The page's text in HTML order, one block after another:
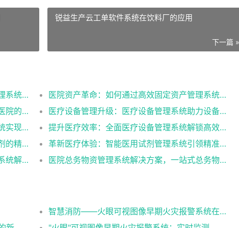
锐益生产云工单软件系统在饮料厂的应用
下一篇 »
医院资产管理升级：如何利用固定资产管理系统实现资产优化
医院资产革命：如何通过高效固定资产管理系统提升运营效率
提升医疗服务品质：固定资产管理系统在医院的应用实践
医疗设备管理升级：医疗设备管理系统助力设备性能全面提升
成本削减利器：如何通过医疗设备管理系统实现经济效益最大化
提升医疗效率：全面医疗设备管理系统解锁高效运营
医院革命：如何通过智能管理实现医用试剂的精准调配？
革新医疗体验：智能医用试剂管理系统引领精准治疗新时代
智能管理，精准医疗，医院医用试剂管理系统解决方案（智慧医院运营管理系统）
医院总务物资管理系统解决方案，一站式总务物资管理神器！
智慧消防——火眼可视图像早期火灾报警系统在各行业中的应用